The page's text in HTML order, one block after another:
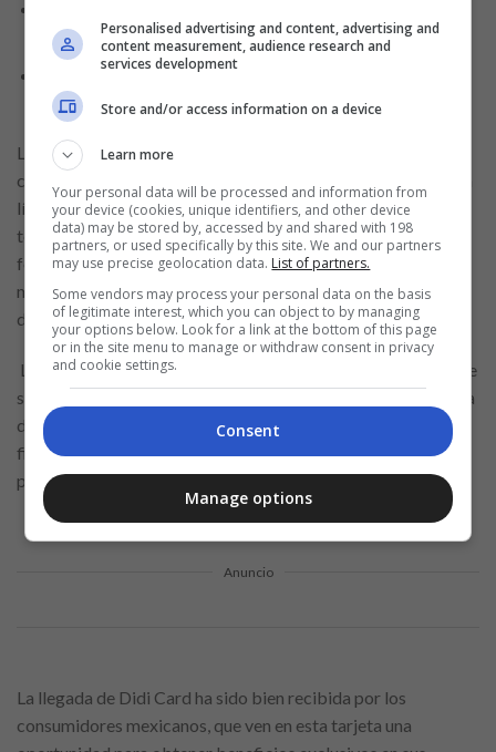
aquí!
Banco Atlántida te Hace la Vida Más Fácil: Solicitud
en Línea de Atlántida Cash
La app también ofrece notificaciones en tiempo real de las
compras que hagas, un CVV dinámico para hacer compras en
línea sin riesgo de que roben tus datos así como bloqueo
temporal de las tarjetas. También da la opción de cambiar la
fecha de tu límite de pago dos veces al año. La Didi Card
marca un hito importante en la estrategia de diversificación
de Didi, al adentrarse en el sector financiero.
La empresa ha estado buscando formas de mejorar la vida de
sus usuarios más allá de los servicios de transporte. La tarjeta
de crédito representa un esfuerzo por brindar opciones
financieras a aquellos que quizás no han tenido acceso a
productos similares en el pasado.
Anuncio
La llegada de Didi Card ha sido bien recibida por los
consumidores mexicanos, que ven en esta tarjeta una
Personalised advertising and content, advertising and
content measurement, audience research and
services development
Store and/or access information on a device
Learn more
Your personal data will be processed and information from
your device (cookies, unique identifiers, and other device
data) may be stored by, accessed by and shared with 198
partners, or used specifically by this site. We and our partners
may use precise geolocation data. List of partners.
Some vendors may process your personal data on the basis
of legitimate interest, which you can object to by managing
your options below. Look for a link at the bottom of this page
or in the site menu to manage or withdraw consent in privacy
and cookie settings.
Consent
Manage options